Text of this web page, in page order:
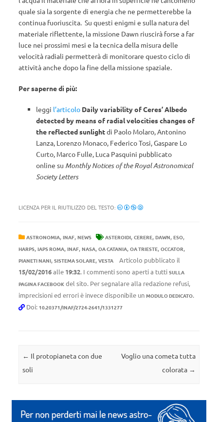
quale sia la sorgente di energia che ne permetterebbe la
continua fuoriuscita. Su questi enigmi e sulla natura del
materiale riflettente, la missione Dawn riuscirà forse a far
luce nei prossimi mesi e la tecnica della misura delle
velocità radiali permetterà di monitorare questo ciclo di
attività anche dopo la fine della missione spaziale.
Per saperne di più:
leggi l’articolo Daily variability of Ceres’ Albedo
detected by means of radial velocities changes of
the reflected sunlightdi Paolo Molaro, Antonino
Lanza, Lorenzo Monaco, Federico Tosi, Gaspare Lo
Curto, Marco Fulle, Luca Pasquini pubblicato
online su Monthly Notices of the Royal Astronomical
Society Letters
LICENZA PER IL RIUTILIZZO DEL TESTO:
ASTRONOMIA, INAF, NEWS ASTEROIDI, CERERE, DAWN, ESO,
HARPS, IAPS ROMA, INAF, NASA, OA CATANIA, OA TRIESTE, OCCATOR,
PIANETI NANI, SISTEMA SOLARE, VESTA
Articolo pubblicato il
15/02/2016alle 19:32. I commenti sono aperti a tutti SULLA
PAGINA FACEBOOK del sito. Per segnalare alla redazione refusi,
imprecisioni ed errori è invece disponibile un MODULO DEDICATO.
Doi: 10.20371/INAF/2724-2641/1331277
Navigazione articolo
← Il protopianeta con due
soli
Voglio una cometa tutta
colorata →